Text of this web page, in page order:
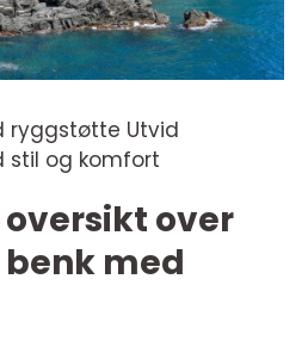
ryggstøtte Utvid
stil og komfort
over
med